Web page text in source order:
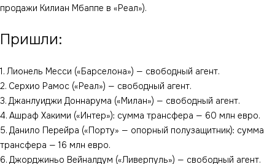
продажи Килиан Мбаппе в «Реал»).
Пришли:
1. Лионель Месси («Барселона») — свободный агент.
2. Серхио Рамос («Реал») — свободный агент.
3. Джанлуиджи Доннарума («Милан») — свободный агент.
4. Ашраф Хакими («Интер»): сумма трансфера — 60 млн евро.
5. Данило Перейра («Порту» — опорный полузащитник): сумма
трансфера — 16 млн евро.
6. Джорджиньо Вейналдум («Ливерпуль») — свободный агент.